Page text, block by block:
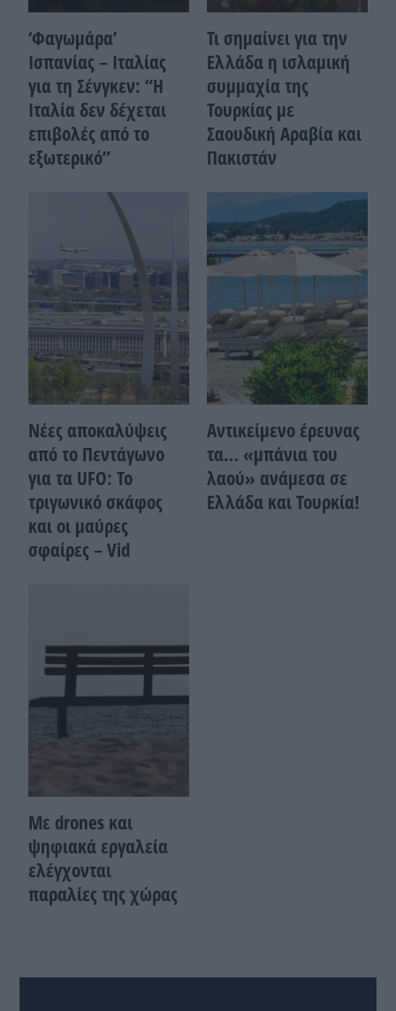
‘Φαγωμάρα’
Ισπανίας – Ιταλίας
για τη Σένγκεν: “Η
Ιταλία δεν δέχεται
επιβολές από το
εξωτερικό”
Τι σημαίνει για την
Ελλάδα η ισλαμική
συμμαχία της
Τουρκίας με
Σαουδική Αραβία και
Πακιστάν
Νέες αποκαλύψεις
από το Πεντάγωνο
για τα UFO: Το
τριγωνικό σκάφος
και οι μαύρες
σφαίρες – Vid
Αντικείμενο έρευνας
τα… «μπάνια του
λαού» ανάμεσα σε
Ελλάδα και Τουρκία!
Με drones και
ψηφιακά εργαλεία
ελέγχονται
παραλίες της χώρας